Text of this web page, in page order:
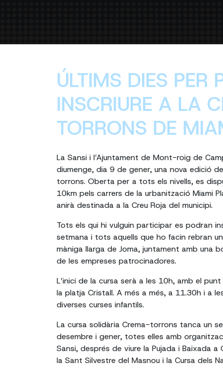
ÚLTIMS DIES PER
INSCRIURE A LA
TORRONS DE
La Sansi i l’Ajuntament de Mont-roig de
diumenge, dia 9 de gener, una nova edició
torrons. Oberta per a tots els nivells, es
10km pels carrers de la urbanització Miami
anirà destinada a la Creu Roja del municipi.
Tots els qui hi vulguin participar es podran
setmana i tots aquells que ho facin rebran
màniga llarga de Joma, juntament amb una
de les empreses patrocinadores.
L’inici de la cursa serà a les 10h, amb el
la platja Cristall. A més a més, a 11.30h i a
diverses curses infantils.
La cursa solidària Crema-torrons tanca un
desembre i gener, totes elles amb
Sansi, després de viure la Pujada i Baixada a
la Sant Silvestre del Masnou i la Cursa dels